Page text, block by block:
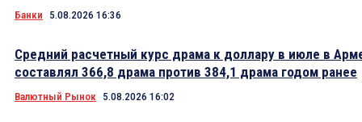
Банки 5.08.2026 16:36
Средний расчетный курс драма к доллару в июле в
составлял 366,8 драма против 384,1 драма годом ранее
Валютный Рынок 5.08.2026 16:02